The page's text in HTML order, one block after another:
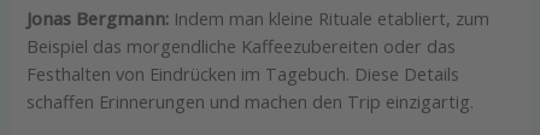
Jonas Bergmann: Indem man kleine Rituale etabliert, zum
Beispiel das morgendliche Kaffeezubereiten oder das
Festhalten von Eindrücken im Tagebuch. Diese Details
schaffen Erinnerungen und machen den Trip einzigartig.